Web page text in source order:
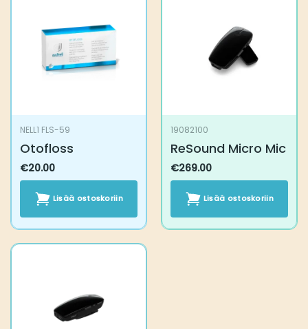
NELL1 FLS-59
Otofloss
€20.00
Lisää ostoskoriin
19082100
ReSound Micro Mic
€269.00
Lisää ostoskoriin